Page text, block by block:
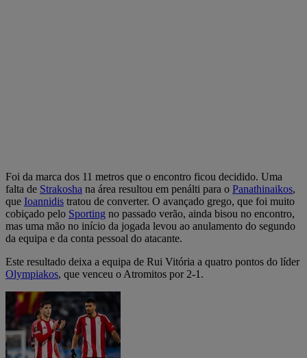
Foi da marca dos 11 metros que o encontro ficou decidido. Uma
falta de Strakosha na área resultou em penálti para o Panathinaikos,
que Ioannidis tratou de converter. O avançado grego, que foi muito
cobiçado pelo Sporting no passado verão, ainda bisou no encontro,
mas uma mão no início da jogada levou ao anulamento do segundo
da equipa e da conta pessoal do atacante.
Este resultado deixa a equipa de Rui Vitória a quatro pontos do líder
Olympiakos, que venceu o Atromitos por 2-1.